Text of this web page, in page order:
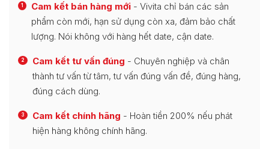
1 Cam kết bán hàng mới - Vivita chỉ bán các sản
phẩm còn mới, hạn sử dụng còn xa, đảm bảo chất
lượng. Nói không với hàng hết date, cận date.
2 Cam kết tư vấn đúng - Chuyên nghiệp và chân
thành tư vấn từ tâm, tư vấn đúng vấn đề, đúng hàng,
đúng cách dùng.
3 Cam kết chính hãng - Hoàn tiền 200% nếu phát
hiện hàng không chính hãng.